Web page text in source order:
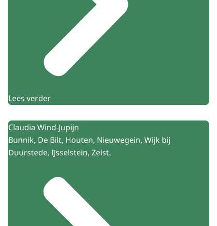
Lees verder
Claudia Wind-Jupijn
Bunnik, De Bilt, Houten, Nieuwegein, Wijk bij
Duurstede, IJsselstein, Zeist.